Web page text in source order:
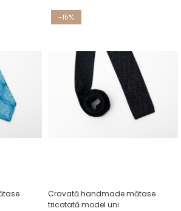
-15%
Cravată handmade mătase
tricotată model uni